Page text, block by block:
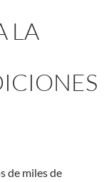
LA
de miles de